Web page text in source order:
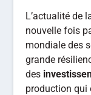
L’actualité de
nouvelle fois
mondiale des
grande
des
production qui